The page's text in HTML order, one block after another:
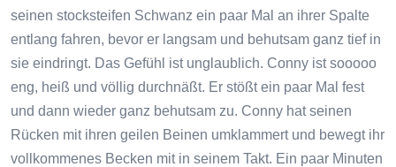
seinen stocksteifen Schwanz ein paar Mal an ihrer Spalte
entlang fahren, bevor er langsam und behutsam ganz tief in
sie eindringt. Das Gefühl ist unglaublich. Conny ist sooooo
eng, heiß und völlig durchnäßt. Er stößt ein paar Mal fest
und dann wieder ganz behutsam zu. Conny hat seinen
Rücken mit ihren geilen Beinen umklammert und bewegt ihr
vollkommenes Becken mit in seinem Takt. Ein paar Minuten